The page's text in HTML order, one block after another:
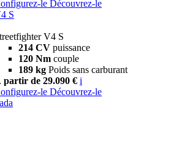
le Découvrez-le
S
V4 S
214 CV puissance
120 Nm couple
189 kg Poids sans carburant
partir de 29.090 € i
le Découvrez-le